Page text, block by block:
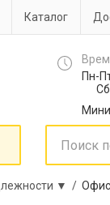
Каталог
Пн-
Сб
▼ /